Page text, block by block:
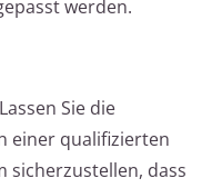
werden.
Lassen Sie die
einer qualifizierten
sicherzustellen, dass